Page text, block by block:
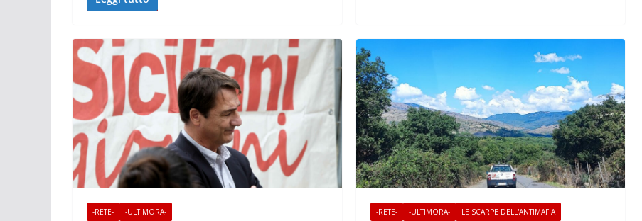
-RETE- -ULTIMORA- -RETE- -ULTIMORA- LE SCARPE DELL'ANTIMAFIA